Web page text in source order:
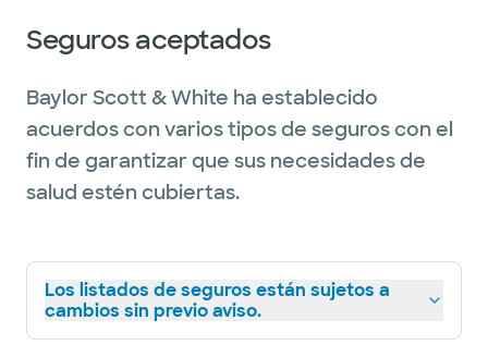
Seguros aceptados
Baylor Scott & White ha establecido
acuerdos con varios tipos de seguros con el
fin de garantizar que sus necesidades de
salud estén cubiertas.
Los listados de seguros están sujetos a
cambios sin previo aviso.